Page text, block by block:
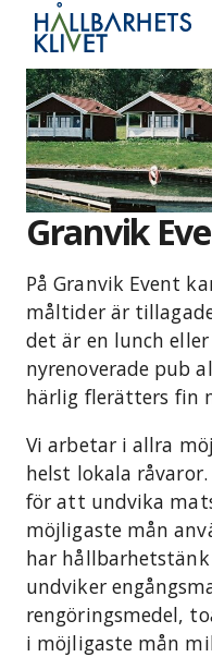
vidare
innehåll
Granvik
På Granvik Event
måltider är
det är en lunch
nyrenoverade pub
härlig flerätters fin
Vi arbetar i allra
helst lokala
för att undvika
möjligaste mån
har hållbarhetstänk
undviker
rengöringsmedel,
i möjligaste mån